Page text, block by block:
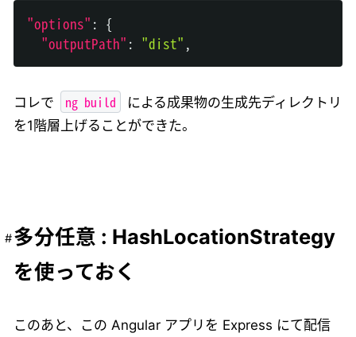
"options" : {
"outputPath" : "dist" ,
コレで ng build
による成果物の生成先ディレクトリ
を1階層上げることができた。
多分任意 : HashLocationStrategy
を使っておく
このあと、この Angular アプリを Express にて配信